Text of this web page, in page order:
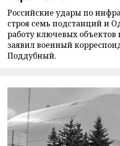
Российские удары по
строя семь подстанций и
работу ключевых
заявил военный
Поддубный.